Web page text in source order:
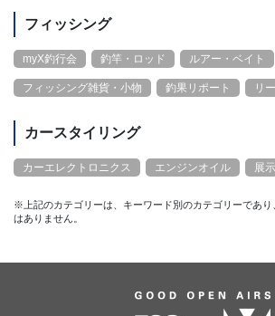
フィッシング
myX釣行会 釣竿・ロッド ルアー・ベイト
フィッシング雑貨・小物 釣果リポート リ
カースタイリング
カーエレクトロニクス エンジンオイル 展
※上記のカテゴリーは、キーワード別のカテゴリーであ
はありません。